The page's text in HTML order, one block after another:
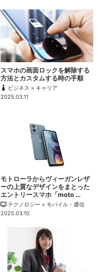
スマホの画面ロックを解除する
方法とカスタムする時の手順
ビジネス > キャリア
2025.03.11
モトローラからヴィーガンレザ
ーの上質なデザインをまとった
エントリースマホ「moto …
テクノロジー > モバイル・通信
2025.03.10